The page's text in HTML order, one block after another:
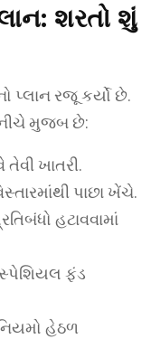
શરતો શું
પ્લાન રજૂ કર્યો છે.
મુજબ છે:
ખાતરી.
પાછા ખેંચે.
હટાવવામાં
ફંડ
હેઠળ